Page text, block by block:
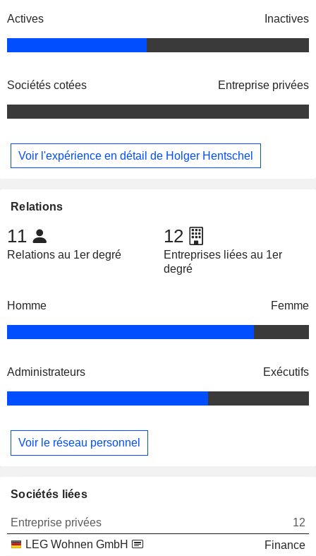
Actives Inactives
Sociétés cotées Entreprise privées
Voir l'expérience en détail de Holger Hentschel
Relations
11
Relations au 1er degré
12
Entreprises liées au 1er
degré
Homme Femme
Administrateurs Exécutifs
Voir le réseau personnel
Sociétés liées
Entreprise privées
12
LEG Wohnen GmbH
Finance